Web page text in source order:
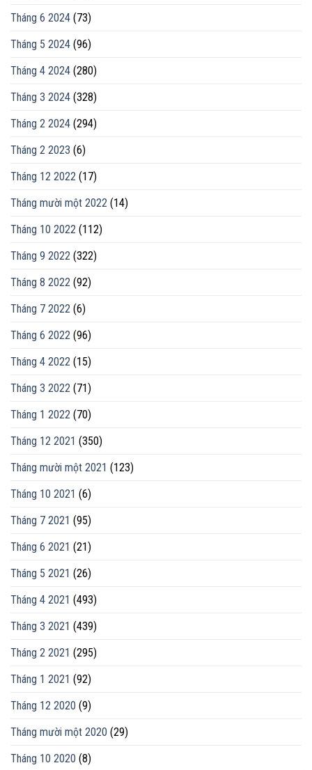
Tháng 6 2024 (73)
Tháng 5 2024 (96)
Tháng 4 2024 (280)
Tháng 3 2024 (328)
Tháng 2 2024 (294)
Tháng 2 2023 (6)
Tháng 12 2022 (17)
Tháng mười một 2022 (14)
Tháng 10 2022 (112)
Tháng 9 2022 (322)
Tháng 8 2022 (92)
Tháng 7 2022 (6)
Tháng 6 2022 (96)
Tháng 4 2022 (15)
Tháng 3 2022 (71)
Tháng 1 2022 (70)
Tháng 12 2021 (350)
Tháng mười một 2021 (123)
Tháng 10 2021 (6)
Tháng 7 2021 (95)
Tháng 6 2021 (21)
Tháng 5 2021 (26)
Tháng 4 2021 (493)
Tháng 3 2021 (439)
Tháng 2 2021 (295)
Tháng 1 2021 (92)
Tháng 12 2020 (9)
Tháng mười một 2020 (29)
Tháng 10 2020 (8)